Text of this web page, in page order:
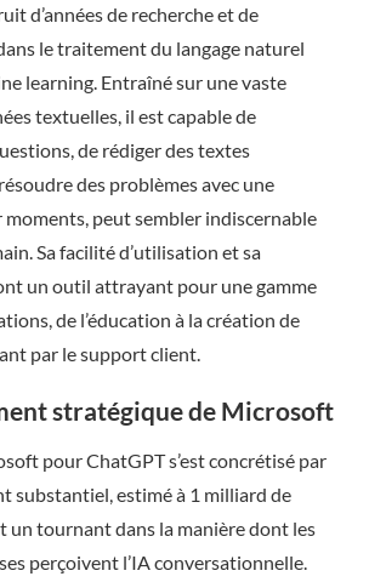
d’années de recherche et de
le traitement du langage naturel
learning. Entraîné sur une vaste
textuelles, il est capable de
de rédiger des textes
des problèmes avec une
moments, peut sembler indiscernable
Sa facilité d’utilisation et sa
un outil attrayant pour une gamme
de l’éducation à la création de
par le support client.
stratégique de Microsoft
pour ChatGPT s’est concrétisé par
substantiel, estimé à 1 milliard de
un tournant dans la manière dont les
perçoivent l’IA conversationnelle.